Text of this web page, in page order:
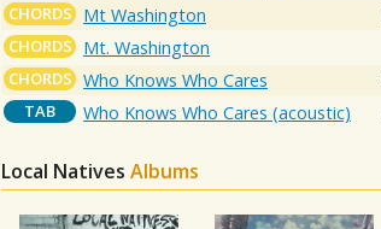
CHORDS Mt Washington
CHORDS Mt. Washington
CHORDS Who Knows Who Cares
TAB Who Knows Who Cares (acoustic)
Local Natives Albums